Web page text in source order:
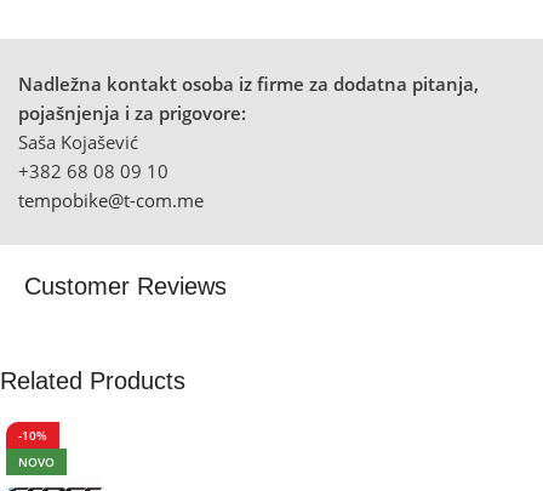
Nadležna kontakt osoba iz firme za dodatna pitanja,
pojašnjenja i za prigovore:
Saša Kojašević
+382 68 08 09 10
tempobike@t-com.me
Customer Reviews
Related Products
-10%
NOVO